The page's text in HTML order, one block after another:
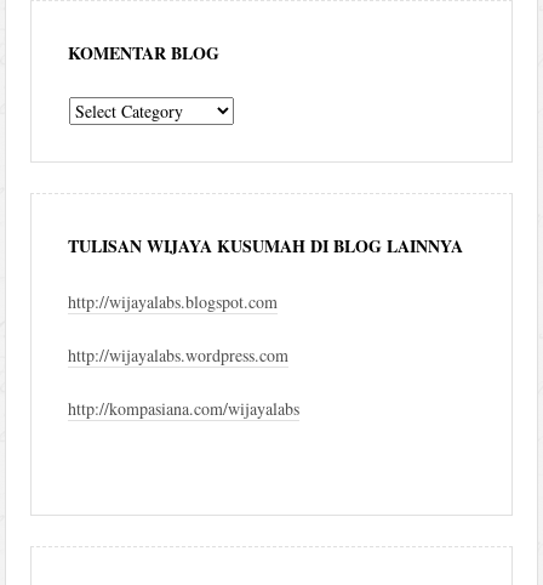
KOMENTAR BLOG
komentar
TULISAN WIJAYA KUSUMAH DI BLOG LAINNYA
http://wijayalabs.blogspot.com
http://wijayalabs.wordpress.com
http://kompasiana.com/wijayalabs